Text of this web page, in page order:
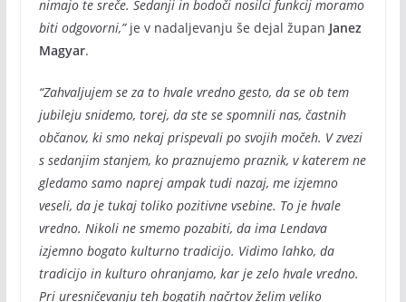
nimajo te sreče. Sedanji in bodoči nosilci funkcij moramo
biti odgovorni,”je v nadaljevanju še dejal župan Janez
Magyar.
“Zahvaljujem se za to hvale vredno gesto, da se ob tem
jubileju snidemo, torej, da ste se spomnili nas, častnih
občanov, ki smo nekaj prispevali po svojih močeh. V zvezi
s sedanjim stanjem, ko praznujemo praznik, v katerem ne
gledamo samo naprej ampak tudi nazaj, me izjemno
veseli, da je tukaj toliko pozitivne vsebine. To je hvale
vredno. Nikoli ne smemo pozabiti, da ima Lendava
izjemno bogato kulturno tradicijo. Vidimo lahko, da
tradicijo in kulturo ohranjamo, kar je zelo hvale vredno.
Pri uresničevanju teh bogatih načrtov želim veliko